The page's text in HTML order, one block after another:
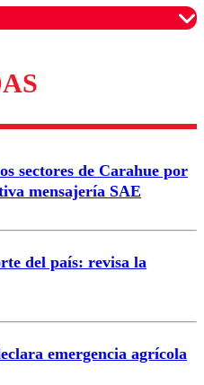
para garantizar un
sectores de Carahue por
mensajería SAE
del país: revisa la
emergencia agrícola